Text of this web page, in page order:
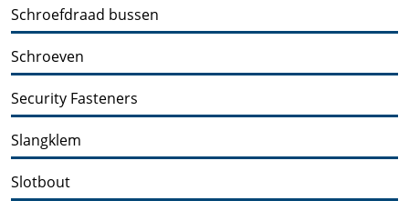
Schroefdraad bussen
Schroeven
Security Fasteners
Slangklem
Slotbout